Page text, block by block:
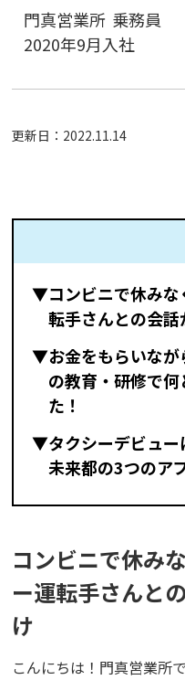
門真営業所 乗務員
2020年9月入社
更新日： 2022.11.14
▼コンビニで休みな
転手さんとの会
▼お金をもらいなが
の教育・研修で
た！
▼タクシーデビュー
未来都の3つのア
コンビニで休み
ー運転手さんと
け
こんにちは！門真営業所